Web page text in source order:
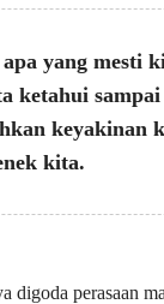
yang mesti
ketahui
keyakinan
kita.
digoda perasaan